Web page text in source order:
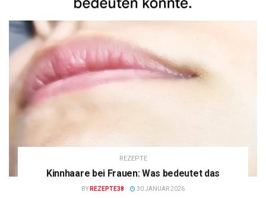
REZEPTE
Kinnhaare bei Frauen: Was bedeutet das
BY REZEPTE38 30 JANUAR 2026